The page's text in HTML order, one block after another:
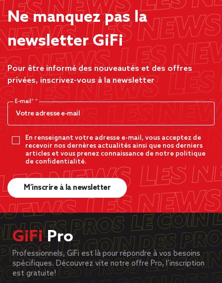
Ne manquez pas la
newsletter GiFi
Pour être informé des nouveautés et des offres
privées, inscrivez-vous à la newsletter
E-mail*
En renseignant votre adresse e-mail, vous acceptez de
recevoir nos dernères actualités ainsi que nos derniers
articles et vous prenez connaissance de notre politique
de confidentialité.
M’inscrire à la newsletter
GiFiPro
Professionnels, GiFi est là pour répondre à vos besoins
spécifiques. Découvrez vite notre offre Pro, l’inscription
est gratuite!